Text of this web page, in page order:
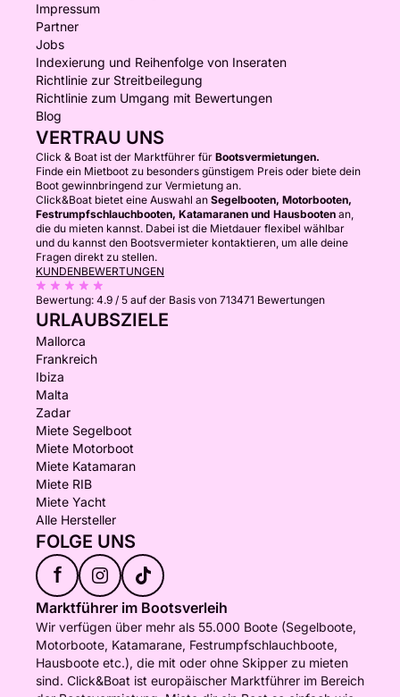
Impressum
Partner
Jobs
Indexierung und Reihenfolge von Inseraten
Richtlinie zur Streitbeilegung
Richtlinie zum Umgang mit Bewertungen
Blog
VERTRAU UNS
Click & Boat ist der Marktführer für Bootsvermietungen.
Finde ein Mietboot zu besonders günstigem Preis oder biete dein
Boot gewinnbringend zur Vermietung an.
Click&Boat bietet eine Auswahl an Segelbooten, Motorbooten,
Festrumpfschlauchbooten, Katamaranen und Hausbooten an,
die du mieten kannst. Dabei ist die Mietdauer flexibel wählbar
und du kannst den Bootsvermieter kontaktieren, um alle deine
Fragen direkt zu stellen.
KUNDENBEWERTUNGEN
Bewertung: 4.9 / 5 auf der Basis von 713471 Bewertungen
URLAUBSZIELE
Mallorca
Frankreich
Ibiza
Malta
Zadar
Miete Segelboot
Miete Motorboot
Miete Katamaran
Miete RIB
Miete Yacht
Alle Hersteller
FOLGE UNS
f
Marktführer im Bootsverleih
Wir verfügen über mehr als 55.000 Boote (Segelboote,
Motorboote, Katamarane, Festrumpfschlauchboote,
Hausboote etc.), die mit oder ohne Skipper zu mieten
sind. Click&Boat ist europäischer Marktführer im Bereich